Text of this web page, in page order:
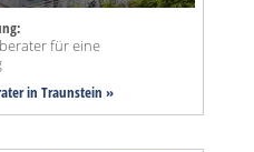
für eine
in Traunstein »